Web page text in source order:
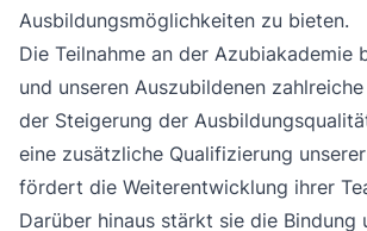
Ausbildungsmöglichkeiten zu bieten.
Die Teilnahme an der Azubiakademie
und unseren Auszubildenen
der Steigerung der
eine zusätzliche Qualifizierung
fördert die Weiterentwicklung ihrer
Darüber hinaus stärkt sie die Bindung